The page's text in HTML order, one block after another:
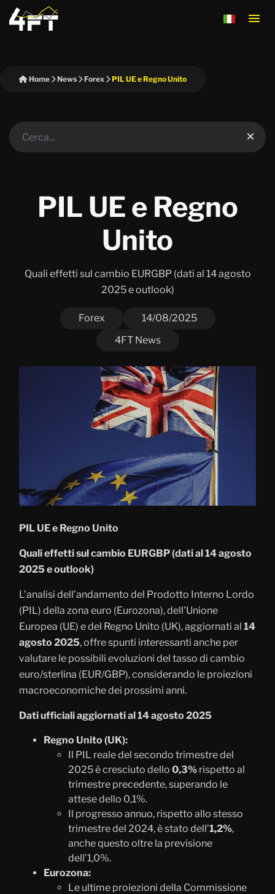
Home News Forex PIL UE e Regno Unito
PIL UE e Regno
Unito
Quali effetti sul cambio EURGBP (dati al 14 agosto
2025 e outlook)
Forex
14/08/2025
4FT News
PIL UE e Regno Unito
Quali effetti sul cambio EURGBP (dati al 14 agosto
2025 e outlook)
L’analisi dell’andamento del Prodotto Interno Lordo
(PIL) della zona euro (Eurozona), dell’Unione
Europea (UE) e del Regno Unito (UK), aggiornati al 14
agosto 2025, offre spunti interessanti anche per
valutare le possibili evoluzioni del tasso di cambio
euro/sterlina (EUR/GBP), considerando le proiezioni
macroeconomiche dei prossimi anni.
Dati ufficiali aggiornati al 14 agosto 2025
Regno Unito (UK):
Il PIL reale del secondo trimestre del
2025 è cresciuto dello 0,3% rispetto al
trimestre precedente, superando le
attese dello 0,1%.
Il progresso annuo, rispetto allo stesso
trimestre del 2024, è stato dell’1,2%,
anche questo oltre la previsione
dell’1,0%.
Eurozona:
Le ultime proiezioni della Commissione